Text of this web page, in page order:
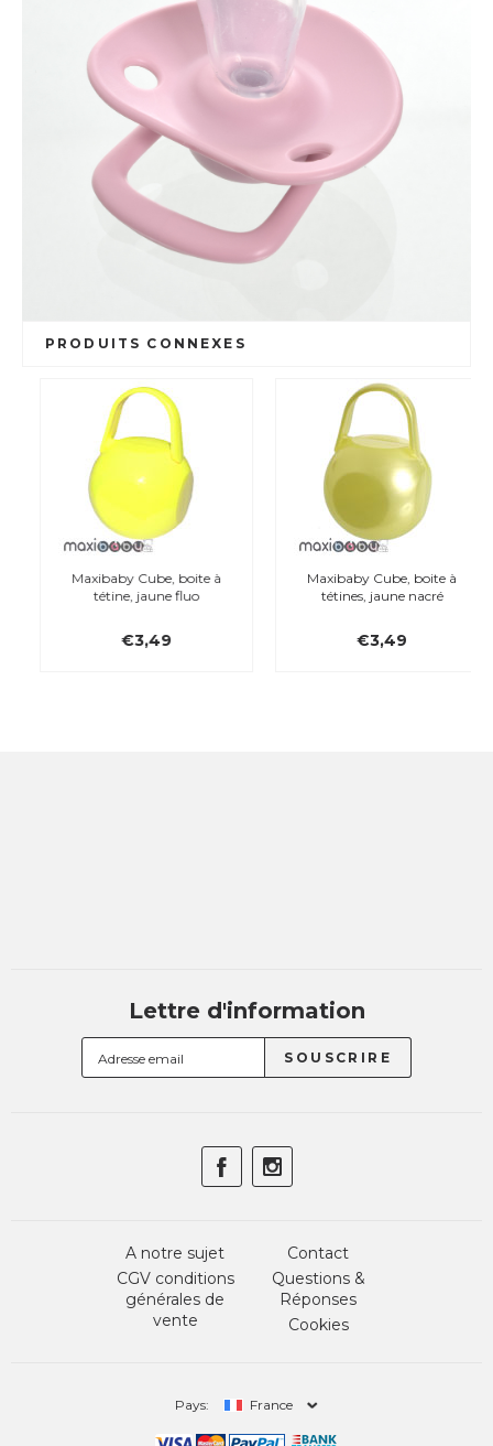
PRODUITS CONNEXES
Maxibaby Cube, boite à
tétine, jaune fluo
€3,49
Maxibaby Cube, boite à
tétines, jaune nacré
€3,49
Lettre d'information
A notre sujet
CGV conditions
générales de
vente
Contact
Questions &
Réponses
Cookies
Pays: France